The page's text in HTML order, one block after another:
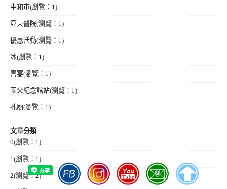
中和市(瀏覽：1)
亞東醫院(瀏覽：1)
優惠活動(瀏覽：1)
冰(瀏覽：1)
喜宴(瀏覽：1)
國父紀念館站(瀏覽：1)
孔廟(瀏覽：1)
文章分類
0(瀏覽：1)
1 (瀏覽：1)
2(瀏覽：2)